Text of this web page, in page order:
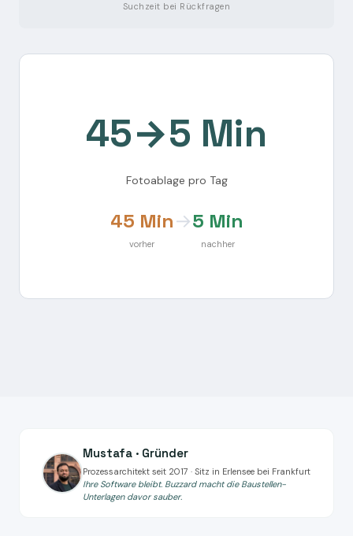
Suchzeit bei Rückfragen
45→5 Min
Fotoablage pro Tag
45 Min
vorher
→5 Min
nachher
Mustafa · Gründer
Prozessarchitekt seit 2017 · Sitz in Erlensee bei Frankfurt
Ihre Software bleibt. Buzzard macht die Baustellen-
Unterlagen davor sauber.